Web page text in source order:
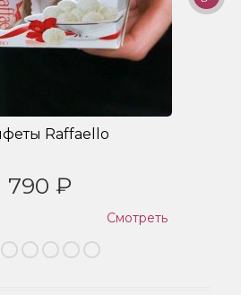
Raffaello
790 ₽
Смотреть